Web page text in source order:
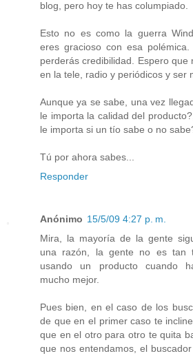
blog, pero hoy te has columpiado.
Esto no es como la guerra
eres gracioso con esa
perderás credibilidad. Espero que
en la tele, radio y periódicos y ser
Aunque ya se sabe, una vez
le importa la calidad del
le importa si un tío sabe o no
Tú por ahora sabes...
Responder
Anónimo 15/5/09 4:27 p. m.
Mira, la mayoría de la gente
una razón, la gente no es tan
usando un producto cuando
mucho mejor.
Pues bien, en el caso de los
de que en el primer caso te
que en el otro para otro te quita
que nos entendamos, el